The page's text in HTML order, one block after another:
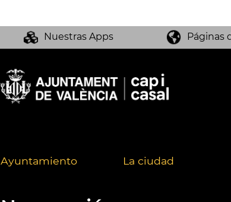
Nuestras Apps Páginas
Ayuntamiento La ciudad